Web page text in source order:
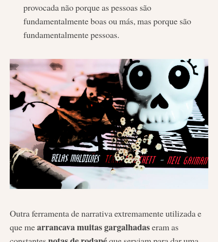
provocada não porque as pessoas são
fundamentalmente boas ou más, mas porque são
fundamentalmente pessoas.
Outra ferramenta de narrativa extremamente utilizada e
que mearrancava muitas gargalhadaseram as